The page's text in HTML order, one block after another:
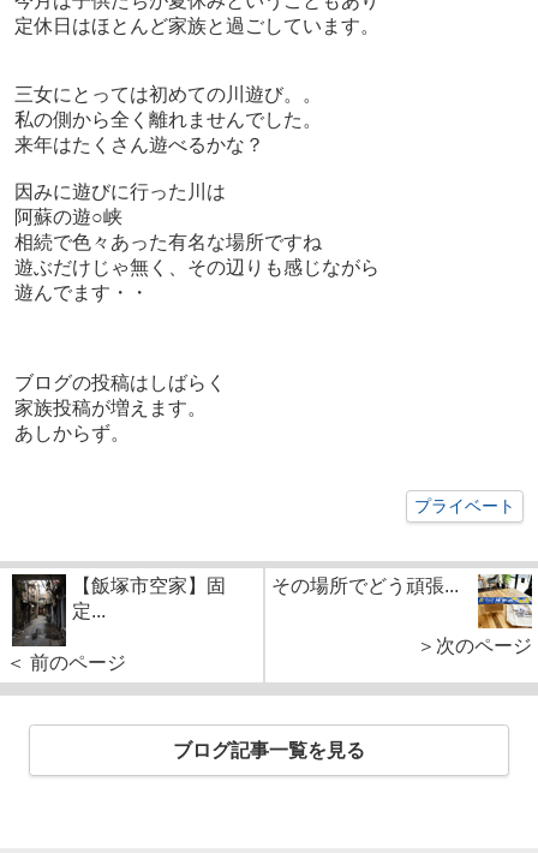
定休日はほとんど家族と過ごしています。
三女にとっては初めての川遊び。。
私の側から全く離れませんでした。
来年はたくさん遊べるかな？
因みに遊びに行った川は
阿蘇の遊○峡
相続で色々あった有名な場所ですね
遊ぶだけじゃ無く、その辺りも感じながら
遊んでます・・
ブログの投稿はしばらく
家族投稿が増えます。
あしからず。
プライベート
【飯塚市空家】固
定...
＜ 前のページ
その場所でどう頑張...
＞次のページ
ブログ記事一覧を見る